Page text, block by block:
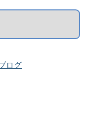
ログ